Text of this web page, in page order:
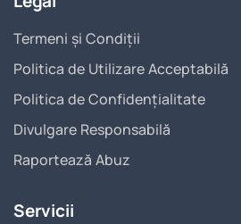
Termeni și Condiții
Politica de Utilizare Acceptabilă
Politica de Confidențialitate
Divulgare Responsabilă
Raportează Abuz
Servicii